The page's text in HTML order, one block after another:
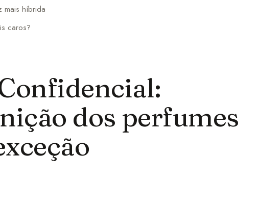
mais híbrida
caros?
dos perfumes